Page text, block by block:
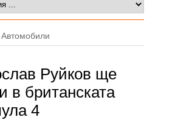
Автомобили
Руйков ще
в британската
4